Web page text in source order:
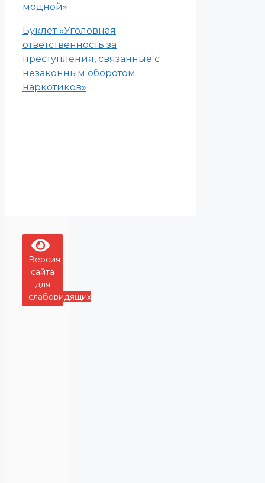
модной»
Буклет «Уголовная
ответственность за
преступления, связанные с
незаконным оборотом
наркотиков»
Версия
сайта
для
слабовидящих